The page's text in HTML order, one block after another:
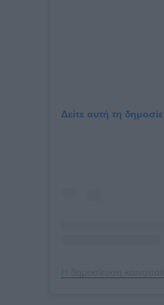
Δείτε αυτή τη